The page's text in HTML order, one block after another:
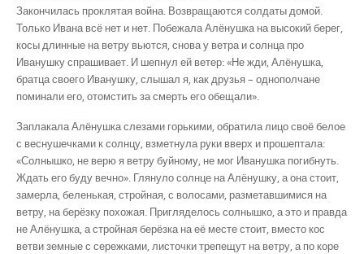
Закончилась проклятая война. Возвращаются солдаты домой.
Только Ивана всё нет и нет. Побежала Алёнушка на высокий берег,
косы длинные на ветру вьются, снова у ветра и солнца про
Иванушку спрашивает. И шепнул ей ветер: «Не жди, Алёнушка,
братца своего Иванушку, слышал я, как друзья – однополчане
поминали его, отомстить за смерть его обещали».
Заплакала Алёнушка слезами горькими, обратила лицо своё белое
с веснушечками к солнцу, взметнула руки вверх и прошептала:
«Солнышко, не верю я ветру буйному, не мог Иванушка погибнуть.
Ждать его буду вечно». Глянуло солнце на Алёнушку, а она стоит,
замерла, беленькая, стройная, с волосами, разметавшимися на
ветру, на берёзку похожая. Пригляделось солнышко, а это и правда
не Алёнушка, а стройная берёзка на её месте стоит, вместо кос
ветви земные с сережками, листочки трепещут на ветру, а по коре